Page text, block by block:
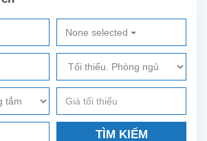
None selected
TÌM KIẾM